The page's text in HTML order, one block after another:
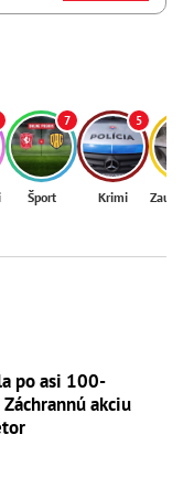
7
Šport
5
Krimi
po asi 100-
akciu